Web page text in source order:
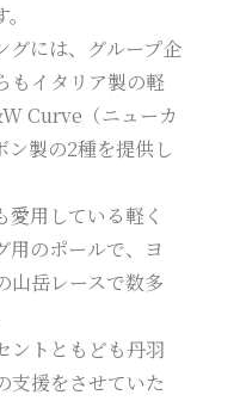
グには、グループ企
もイタリア製の軽
Curve（ニューカ
ン製の2種を提供し
用している軽く
用のポールで、ヨ
山岳レースで数多
ントともども丹羽
支援をさせていた